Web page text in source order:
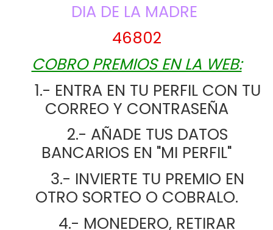
DIA DE LA MADRE
46802
COBRO PREMIOS EN LA WEB:
CORREO Y CONTRASEÑA
BANCARIOS EN "MI PERFIL"
OTRO SORTEO O COBRALO.